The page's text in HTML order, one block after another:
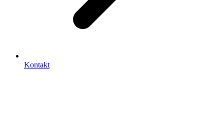
Kontakt